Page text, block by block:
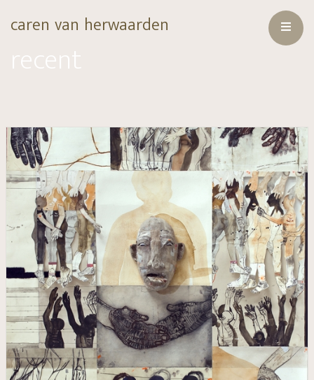
caren van herwaarden
recent